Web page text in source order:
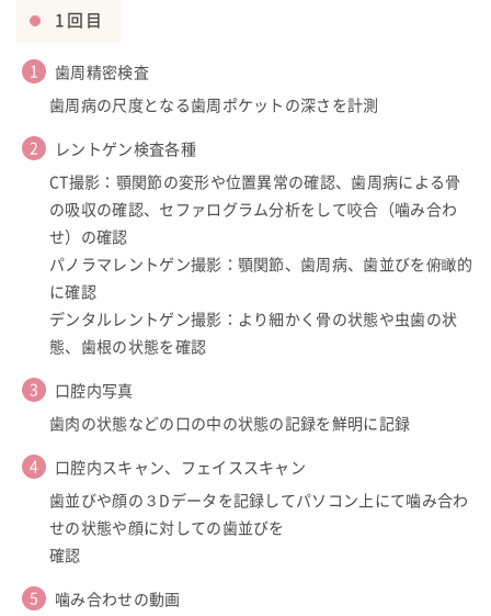
1回目
歯周精密検査
歯周病の尺度となる歯周ポケットの深さを計測
レントゲン検査各種
CT撮影：顎関節の変形や位置異常の確認、歯周病による骨
の吸収の確認、セファログラム分析をして咬合（噛み合わ
せ）の確認
パノラマレントゲン撮影：顎関節、歯周病、歯並びを俯瞰的
に確認
デンタルレントゲン撮影：より細かく骨の状態や虫歯の状
態、歯根の状態を確認
口腔内写真
歯肉の状態などの口の中の状態の記録を鮮明に記録
口腔内スキャン、フェイススキャン
歯並びや顔の３Dデータを記録してパソコン上にて噛み合わ
せの状態や顔に対しての歯並びを
確認
噛み合わせの動画